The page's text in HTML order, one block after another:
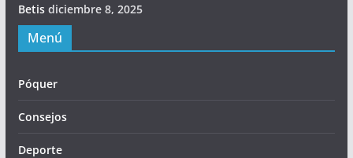
Betis diciembre 8, 2025
Menú
Póquer
Consejos
Deporte